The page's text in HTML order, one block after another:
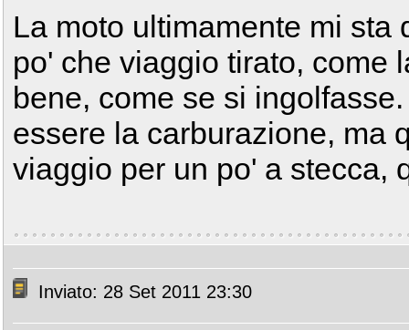
La moto ultimamente mi
po' che viaggio tirato, come
bene, come se si
essere la carburazione, ma
viaggio per un po' a stecca,
Inviato: 28 Set 2011 23:30